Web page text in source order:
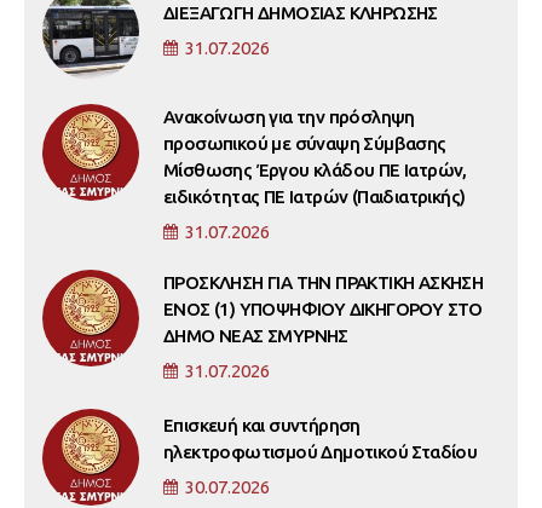
ΔΙΕΞΑΓΩΓΗ ΔΗΜΟΣΙΑΣ ΚΛΗΡΩΣΗΣ
31.07.2026
Ανακοίνωση για την πρόσληψη
προσωπικού με σύναψη Σύμβασης
Μίσθωσης Έργου κλάδου ΠΕ Ιατρών,
ειδικότητας ΠΕ Ιατρών (Παιδιατρικής)
31.07.2026
ΠΡΟΣΚΛΗΣΗ ΓΙΑ ΤΗΝ ΠΡΑΚΤΙΚΗ ΑΣΚΗΣΗ
ΕΝΟΣ (1) ΥΠΟΨΗΦΙΟΥ ΔΙΚΗΓΟΡΟΥ ΣΤΟ
ΔΗΜΟ ΝΕΑΣ ΣΜΥΡΝΗΣ
31.07.2026
Επισκευή και συντήρηση
ηλεκτροφωτισμού Δημοτικού Σταδίου
30.07.2026